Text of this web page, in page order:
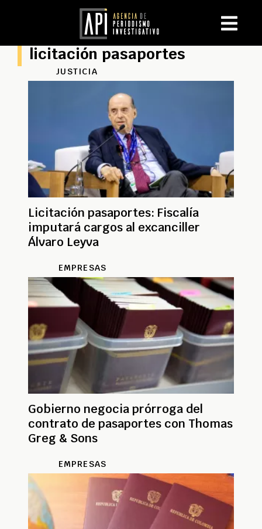
licitación pasaportes
JUSTICIA
Licitación pasaportes: Fiscalía
imputará cargos al excanciller
Álvaro Leyva
EMPRESAS
Gobierno negocia prórroga del
contrato de pasaportes con Thomas
Greg & Sons
EMPRESAS